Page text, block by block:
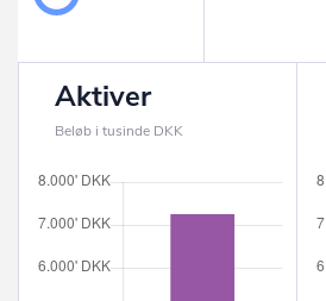
Aktiver
Beløb i tusinde DKK